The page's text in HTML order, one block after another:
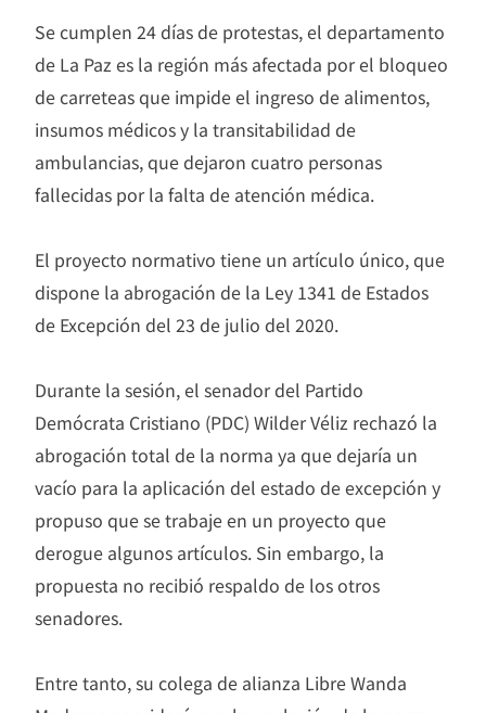
Se cumplen 24 días de protestas, el departamento
de La Paz es la región más afectada por el bloqueo
de carreteas que impide el ingreso de alimentos,
insumos médicos y la transitabilidad de
ambulancias, que dejaron cuatro personas
fallecidas por la falta de atención médica.
El proyecto normativo tiene un artículo único, que
dispone la abrogación de la Ley 1341 de Estados
de Excepción del 23 de julio del 2020.
Durante la sesión, el senador del Partido
Demócrata Cristiano (PDC) Wilder Véliz rechazó la
abrogación total de la norma ya que dejaría un
vacío para la aplicación del estado de excepción y
propuso que se trabaje en un proyecto que
derogue algunos artículos. Sin embargo, la
propuesta no recibió respaldo de los otros
senadores.
Entre tanto, su colega de alianza Libre Wanda